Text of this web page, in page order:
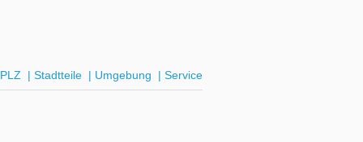
PLZ | Stadtteile | Umgebung | Service